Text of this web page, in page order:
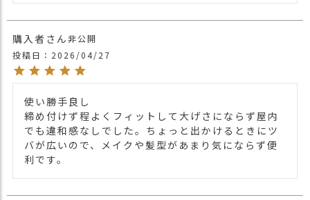
・多少実際のカラーと異なる場合がござい
軽にお問い合わせ下さい。
関連商品
他の人気ビニーワッチは こちら
購入者
非公開
投稿日
2026/04/27
使い勝手良し
締め付けず程よくフィットして大げさにならず屋内
でも違和感なしでした。ちょっと出かけるときにツ
バが広いので、メイクや髪型があまり気にならず便
利です。